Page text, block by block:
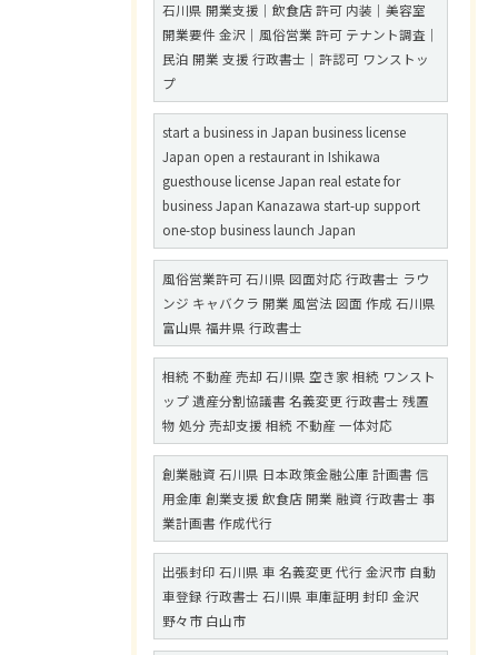
石川県 開業支援｜飲食店 許可 内装｜美容室
開業要件 金沢｜風俗営業 許可 テナント調査｜
民泊 開業 支援 行政書士｜許認可 ワンストッ
プ
start a business in Japan business license
Japan open a restaurant in Ishikawa
guesthouse license Japan real estate for
business Japan Kanazawa start-up support
one-stop business launch Japan
風俗営業許可 石川県 図面対応 行政書士 ラウ
ンジ キャバクラ 開業 風営法 図面 作成 石川県
富山県 福井県 行政書士
相続 不動産 売却 石川県 空き家 相続 ワンスト
ップ 遺産分割協議書 名義変更 行政書士 残置
物 処分 売却支援 相続 不動産 一体対応
創業融資 石川県 日本政策金融公庫 計画書 信
用金庫 創業支援 飲食店 開業 融資 行政書士 事
業計画書 作成代行
出張封印 石川県 車 名義変更 代行 金沢市 自動
車登録 行政書士 石川県 車庫証明 封印 金沢
野々市 白山市